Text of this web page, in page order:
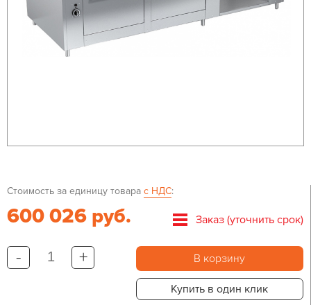
Стоимость за единицу товара с НДС:
600 026 руб. Заказ (уточнить срок)
- + В корзину
Купить в один клик